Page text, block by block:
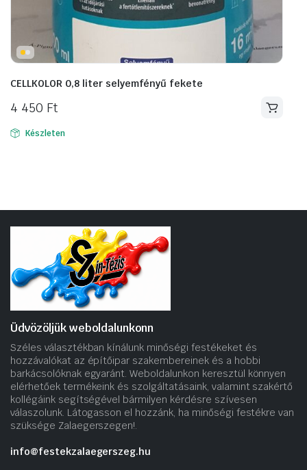
CELLKOLOR 0,8 liter selyemfényű fekete
4 450 Ft
Készleten
Üdvözöljük weboldalunkonn
Széles választékban kínálunk minőségi festékeket és
hozzávalókat az építőipar szakembereinek és a hobbi
barkácsolóknak egyaránt. Weboldalunkon keresztül könnyen
elérhetőek termékeink és szolgáltatásaink, valamint szakértő
kollégáink segítségével bármilyen kérdésre szívesen
válaszolunk. Látogasson el hozzánk, ha minőségi festékre van
szüksége Zalaegerszegen!.
info@festekzalaegerszeg.hu